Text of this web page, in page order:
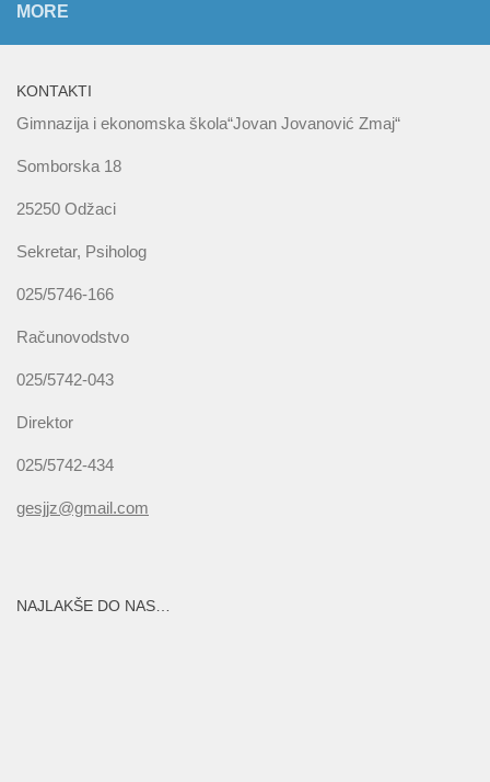
MORE
KONTAKTI
Gimnazija i ekonomska škola“Jovan Jovanović Zmaj“
Somborska 18
25250 Odžaci
Sekretar, Psiholog
025/5746-166
Računovodstvo
025/5742-043
Direktor
025/5742-434
gesjjz@gmail.com
NAJLAKŠE DO NAS…